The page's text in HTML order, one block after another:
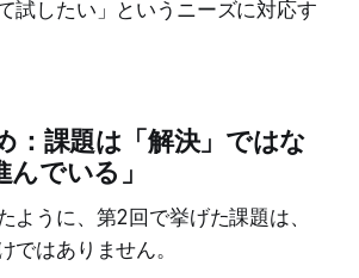
試したい」というニーズに対応す
：課題は「解決」ではな
んでいる」
ように、第2回で挙げた課題は、
ではありません。